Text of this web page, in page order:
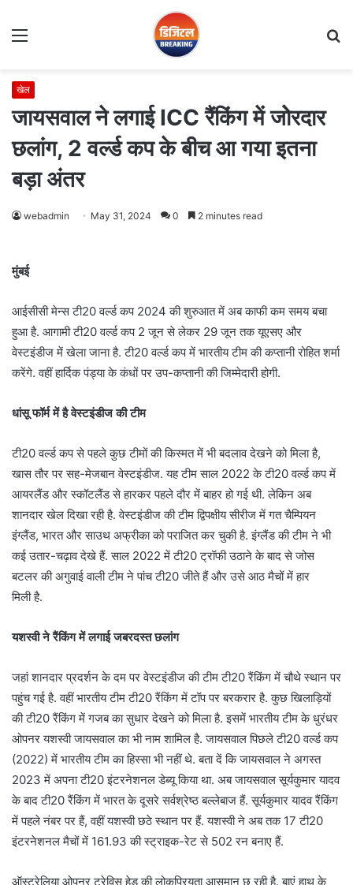
Menu
खेल
जायसवाल ने लगाई ICC रैंकिंग में जोेरदार
छलांग, 2 वर्ल्ड कप के बीच आ गया इतना
बड़ा अंतर
webadmin May 31, 2024 0 2 minutes read
मुंबई
आईसीसी मेन्स टी20 वर्ल्ड कप 2024 की शुरुआत में अब काफी कम समय बचा
हुआ है. आगामी टी20 वर्ल्ड कप 2 जून से लेकर 29 जून तक यूएसए और
वेस्टइंडीज में खेला जाना है. टी20 वर्ल्ड कप में भारतीय टीम की कप्तानी रोहित शर्मा
करेंगे. वहीं हार्दिक पंड्या के कंधों पर उप-कप्तानी की जिम्मेदारी होगी.
धांसू फॉर्म में है वेस्टइंडीज की टीम
टी20 वर्ल्ड कप से पहले कुछ टीमों की किस्मत में भी बदलाव देखने को मिला है,
खास तौर पर सह-मेजबान वेस्टइंडीज. यह टीम साल 2022 के टी20 वर्ल्ड कप में
आयरलैंड और स्कॉटलैंड से हारकर पहले दौर में बाहर हो गई थी. लेकिन अब
शानदार खेल दिखा रही है. वेस्टइंडीज की टीम द्विपक्षीय सीरीज में गत चैम्पियन
इंग्लैंड, भारत और साउथ अफ्रीका को पराजित कर चुकी है. इंग्लैंड की टीम ने भी
कई उतार-चढ़ाव देखे हैं. साल 2022 में टी20 ट्रॉफी उठाने के बाद से जोस
बटलर की अगुवाई वाली टीम ने पांच टी20 जीते हैं और उसे आठ मैचों में हार
मिली है.
यशस्वी ने रैंकिंग में लगाई जबरदस्त छलांग
जहां शानदार प्रदर्शन के दम पर वेस्टइंडीज की टीम टी20 रैंकिंग में चौथे स्थान पर
पहुंच गई है. वहीं भारतीय टीम टी20 रैंकिंग में टॉप पर बरकरार है. कुछ खिलाड़ियों
की टी20 रैंकिंग में गजब का सुधार देखने को मिला है. इसमें भारतीय टीम के धुरंधर
ओपनर यशस्वी जायसवाल का भी नाम शामिल है. जायसवाल पिछले टी20 वर्ल्ड कप
(2022) में भारतीय टीम का हिस्सा भी नहीं थे. बता दें कि जायसवाल ने अगस्त
2023 में अपना टी20 इंटरनेशनल डेब्यू किया था. अब जायसवाल सूर्यकुमार यादव
के बाद टी20 रैंकिंग में भारत के दूसरे सर्वश्रेष्ठ बल्लेबाज हैं. सूर्यकुमार यादव रैंकिंग
में पहले नंबर पर हैं, वहीं यशस्वी छठे स्थान पर हैं. यशस्वी ने अब तक 17 टी20
इंटरनेशनल मैचों में 161.93 की स्ट्राइक-रेट से 502 रन बनाए हैं.
ऑस्ट्रेलिया ओपनर ट्रेविस हेड की लोकप्रियता आसमान छू रही है. बाएं हाथ के